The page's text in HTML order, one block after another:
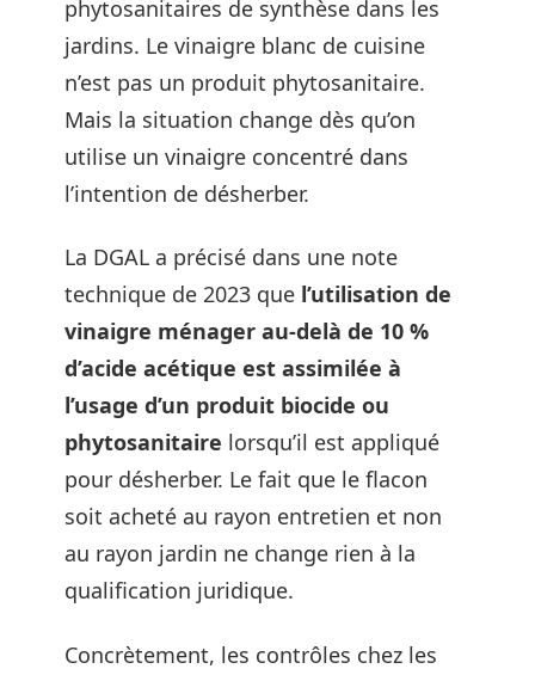
phytosanitaires de synthèse dans les
jardins. Le vinaigre blanc de cuisine
n’est pas un produit phytosanitaire.
Mais la situation change dès qu’on
utilise un vinaigre concentré dans
l’intention de désherber.
La DGAL a précisé dans une note
technique de 2023 que l’utilisation de
vinaigre ménager au-delà de 10 %
d’acide acétique est assimilée à
l’usage d’un produit biocide ou
phytosanitaire lorsqu’il est appliqué
pour désherber. Le fait que le flacon
soit acheté au rayon entretien et non
au rayon jardin ne change rien à la
qualification juridique.
Concrètement, les contrôles chez les